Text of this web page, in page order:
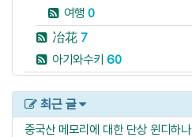
여행 0
冶花 7
아기와수키 60
최근 글
중국산 메모리에 대한 단상 윈디하나